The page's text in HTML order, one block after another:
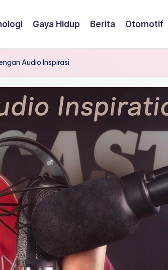
Gaya Hidup Berita Otomotif
Audio Inspirasi